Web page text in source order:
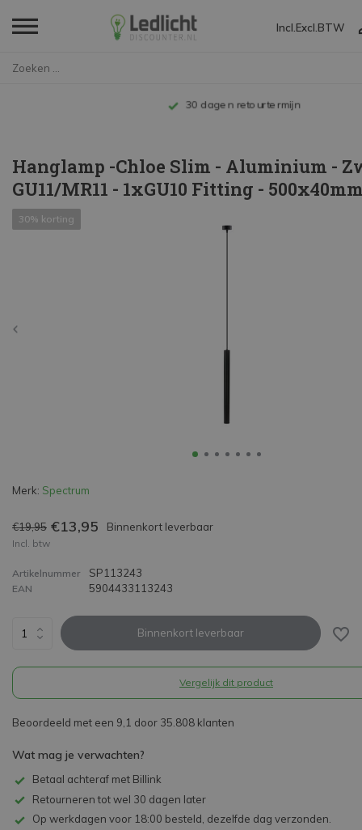
Incl. Excl. BTW
Tot 10 jaar garantie
Hanglamp -Chloe Slim - Aluminium -
GU11/MR11 - 1xGU10 Fitting -
30% korting
Merk: Spectrum
€19,95 €13,95 Binnenkort leverbaar
Incl. btw
Artikelnummer SP113243
EAN 5904433113243
Binnenkort leverbaar
Vergelijk dit product
Beoordeeld met een 9,1 door 35.808 klanten
Wat mag je verwachten?
Betaal achteraf met Billink
Retourneren tot wel 30 dagen later
Op werkdagen voor 18:00 besteld, dezelfde dag verzonden.